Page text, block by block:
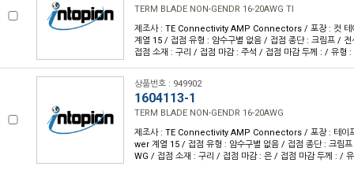
TERM BLADE NON-GENDR 16-20AWG TI
제조사 : TE Connectivity AMP Connectors / 포장 : 컷
계열 15 / 접점 유형 : 암수구별 없음 / 접점 종단 : 크림프 /
접점 소재 : 구리 / 접점 마감 : 주석 / 접점 마감 두께 : / 유형 :
상품번호 : 949902
1604113-1
TERM BLADE NON-GENDR 16-20AWG
제조사 : TE Connectivity AMP Connectors / 포장 : 테이
wer 계열 15 / 접점 유형 : 암수구별 없음 / 접점 종단 : 크림
WG / 접점 소재 : 구리 / 접점 마감 : 은 / 접점 마감 두께 : /